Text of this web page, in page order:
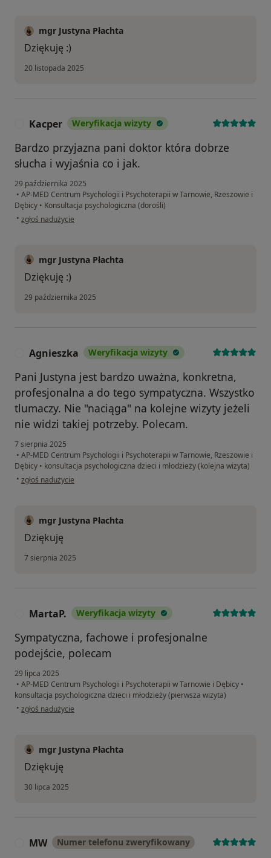
mgr Justyna Płachta
Dziękuję :)
20 listopada 2025
Kacper Weryfikacja wizyty
Bardzo przyjazna pani doktor która dobrze
słucha i wyjaśnia co i jak.
29 października 2025
• AP-MED Centrum Psychologii i Psychoterapii w Tarnowie, Rzeszowie i
Dębicy • Konsultacja psychologiczna (dorośli)
• w opinii użytkownika Kacper
zgłoś nadużycie
mgr Justyna Płachta
Dziękuję :)
29 października 2025
Agnieszka Weryfikacja wizyty
Pani Justyna jest bardzo uważna, konkretna,
profesjonalna a do tego sympatyczna. Wszystko
tlumaczy. Nie "naciąga" na kolejne wizyty jeżeli
nie widzi takiej potrzeby. Polecam.
7 sierpnia 2025
• AP-MED Centrum Psychologii i Psychoterapii w Tarnowie, Rzeszowie i
Dębicy • konsultacja psychologiczna dzieci i młodzieży (kolejna wizyta)
• w opinii użytkownika Agnieszka
zgłoś nadużycie
mgr Justyna Płachta
Dziękuję
7 sierpnia 2025
MartaP. Weryfikacja wizyty
Sympatyczna, fachowe i profesjonalne
podejście, polecam
29 lipca 2025
• AP-MED Centrum Psychologii i Psychoterapii w Tarnowie i Dębicy •
konsultacja psychologiczna dzieci i młodzieży (pierwsza wizyta)
• w opinii użytkownika MartaP.
zgłoś nadużycie
mgr Justyna Płachta
Dziękuję
30 lipca 2025
MW Numer telefonu zweryfikowany